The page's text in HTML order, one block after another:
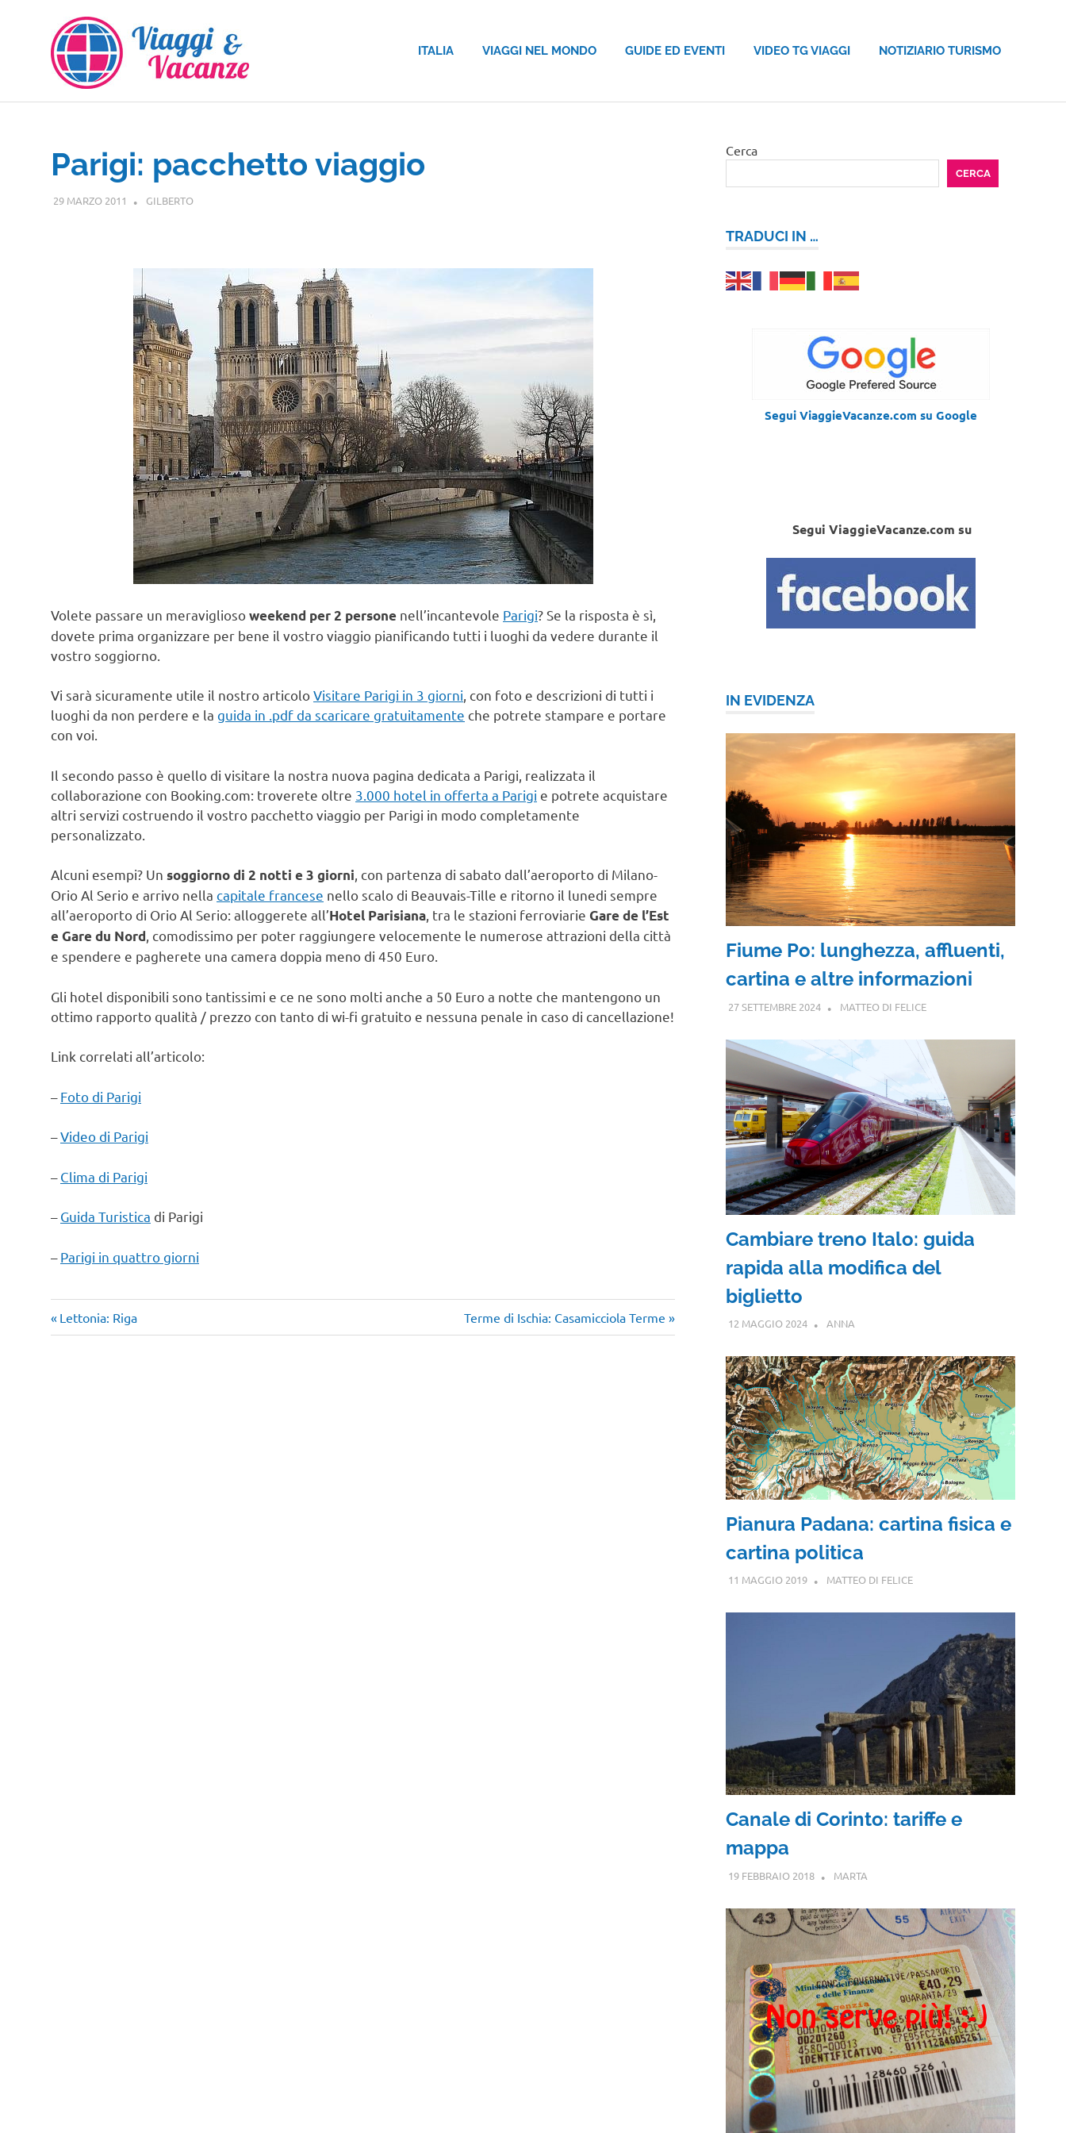
contenuto
ITALIA VIAGGI NEL MONDO GUIDE ED EVENTI VIDEO TG VIAGGI NOTIZIARIO TURISMO
Parigi: pacchetto viaggio
29 MARZO 2011 GILBERTOGUIDE
Volete passare un meravigliosoweekend per 2 persone nell’incantevole Parigi? Se la risposta è sì,
dovete prima organizzare per bene il vostro viaggio pianificando tutti i luoghi da vedere durante il
vostro soggiorno.
Vi sarà sicuramente utile il nostro articoloVisitare Parigi in 3 giorni, con foto e descrizioni di tutti i
luoghi da non perdere e la guida in .pdf da scaricare gratuitamente che potrete stampare e portare
con voi.
Il secondo passo è quello di visitare la nostra nuova pagina dedicata a Parigi, realizzata il
collaborazione con Booking.com: troverete oltre 3.000 hotel in offerta a Parigi e potrete acquistare
altri servizi costruendo il vostro pacchetto viaggio per Parigi in modo completamente
personalizzato.
Alcuni esempi? Un soggiorno di 2 notti e 3 giorni, con partenza di sabato dall’aeroporto di Milano-
Orio Al Serio e arrivo nella capitale francese nello scalo di Beauvais-Tille e ritorno il lunedi sempre
all’aeroporto di Orio Al Serio: alloggerete all’Hotel Parisiana, tra le stazioni ferroviarie Gare de l’Est
e Gare du Nord, comodissimo per poter raggiungere velocemente le numerose attrazioni della città
e spendere e pagherete una camera doppia meno di 450 Euro.
Gli hotel disponibili sono tantissimi e ce ne sono molti anche a 50 Euro a notte che mantengono un
ottimo rapporto qualità / prezzo con tanto di wi-fi gratuito e nessuna penale in caso di cancellazione!
Link correlati all’articolo:
–Foto di Parigi
–Video di Parigi
–Clima di Parigi
–Guida Turistica di Parigi
–Parigi in quattro giorni
viaggio
Navigazione
Articolo
precedente:
Lettonia: Riga
Articolo
successivo:
Terme di Ischia: Casamicciola Terme
Cerca
CERCA
TRADUCI IN …
Segui ViaggieVacanze.com su Google
Segui ViaggieVacanze.com su
IN EVIDENZA
Fiume Po: lunghezza, affluenti,
cartina e altre informazioni
27 SETTEMBRE 2024 MATTEO DI FELICE
Cambiare treno Italo: guida
rapida alla modifica del
biglietto
12 MAGGIO 2024 ANNA
Pianura Padana: cartina fisica e
cartina politica
11 MAGGIO 2019 MATTEO DI FELICE
Canale di Corinto: tariffe e
mappa
19 FEBBRAIO 2018 MARTA